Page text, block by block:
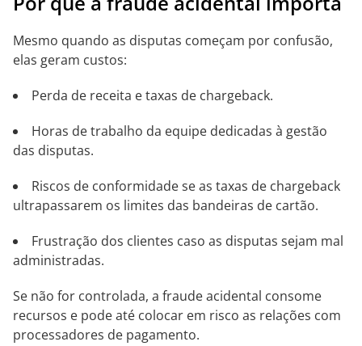
Mesmo quando as disputas começam por confusão,
elas geram custos:
Perda de receita e taxas de chargeback.
Horas de trabalho da equipe dedicadas à gestão
das disputas.
Riscos de conformidade se as taxas de chargeback
ultrapassarem os limites das bandeiras de cartão.
Frustração dos clientes caso as disputas sejam mal
administradas.
Se não for controlada, a fraude acidental consome
recursos e pode até colocar em risco as relações com
processadores de pagamento.